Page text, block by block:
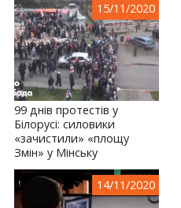
15/11/2020
99 днів протестів у
Білорусі: силовики
«зачистили» «площу
Змін» у Мінську
14/11/2020